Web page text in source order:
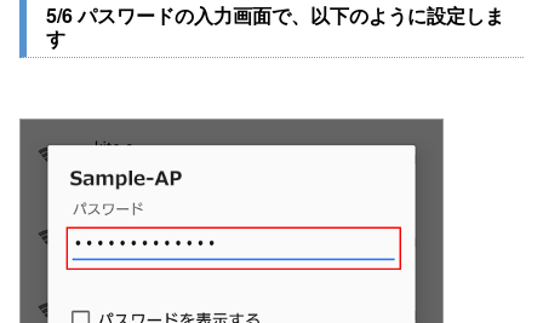
5/6 パスワードの入力画面で、以下のように設定しま
す